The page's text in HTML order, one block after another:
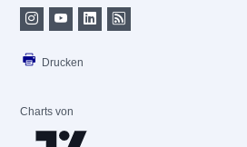
Drucken
Charts von